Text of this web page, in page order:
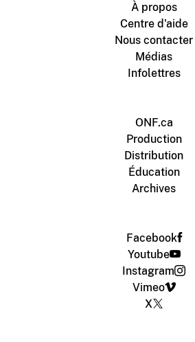
À propos
Centre d'aide
Nous contacter
Médias
Infolettres
ONF.ca
Production
Distribution
Éducation
Archives
Facebook
Youtube
Instagram
Vimeo
X